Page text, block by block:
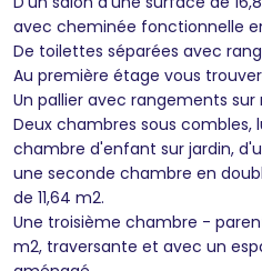
avec cheminée fonctionnelle
De toilettes séparées avec
Au première étage vous
Un pallier avec rangements sur
Deux chambres sous combles,
chambre d'enfant sur jardin,
une seconde chambre en
de 11,64 m2.
Une troisième chambre -
m2, traversante et avec un